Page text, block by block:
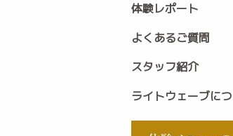
体験レポート
よくあるご質問
スタッフ紹介
ライトウェーブに